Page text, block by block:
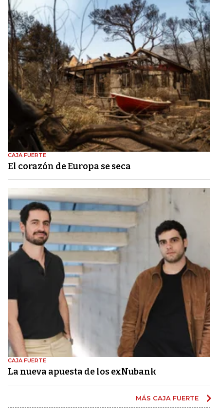
CAJA FUERTE
El corazón de Europa se seca
CAJA FUERTE
La nueva apuesta de los exNubank
MÁS CAJA FUERTE